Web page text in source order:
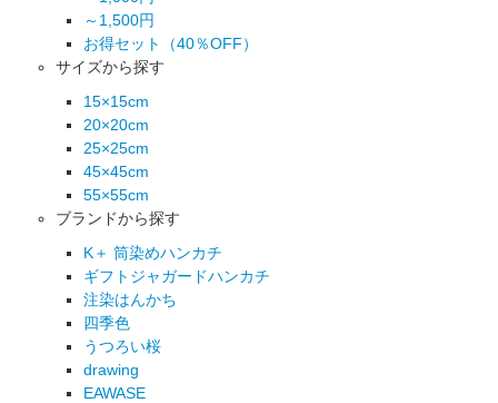
～1,500円
お得セット（40％OFF）
サイズから探す
15×15cm
20×20cm
25×25cm
45×45cm
55×55cm
ブランドから探す
K＋ 筒染めハンカチ
ギフトジャガードハンカチ
注染はんかち
四季色
うつろい桜
drawing
EAWASE